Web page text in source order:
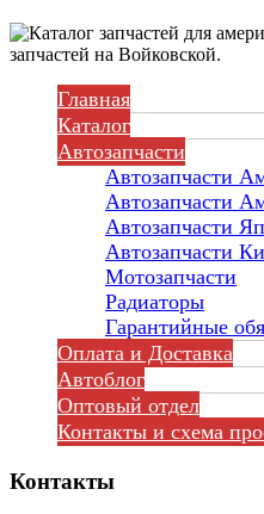
Главная
Каталог
Автозапчасти
Автозапчасти
Автозапчасти
Автозапчасти
Автозапчасти
Мотозапчасти
Радиаторы
Гарантийные
Оплата и Доставка
Автоблог
Оптовый отдел
Контакты и схема
Контакты